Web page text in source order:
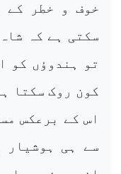
خوف و خطر کے
سکتی ہے کہ
تو ہندوؤں کو
کون روک سکتا
اس کے برعکس
سے ہی ہوشیار